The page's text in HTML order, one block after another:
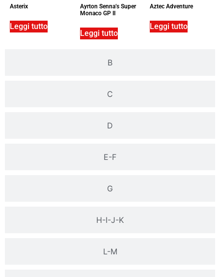
B
C
D
E-F
G
H-I-J-K
L-M
Asterix
Leggi tutto
Ayrton Senna’s Super
Monaco GP II
Leggi tutto
Aztec Adventure
Leggi tutto